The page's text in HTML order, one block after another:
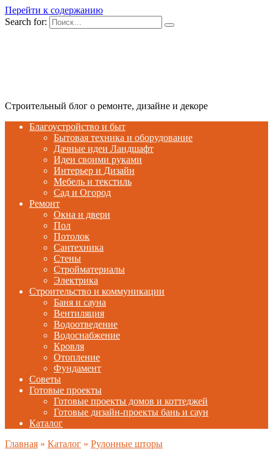
Перейти к содержанию
Search for:
Строительный блог о ремонте, дизайне и декоре
Благоустройство и быт
Бытовая техника и оборудование
Дачные идеи Ландшафт
Идеи своими руками
Интерьер и Дизайн
Мебель и текстиль
Сад и Огород
Ремонт
Окна и двери
Пол
Потолок
Сантехника
Стены
Стройматериалы
Электрика
Строительство и коммуникации
Баня и сауна
Вентиляция
Водоотведение
Водоснабжение
Кровля
Отопление
Фундамент
Советы
Готовые проекты
Готовые проекты домов и коттеджей
Готовые дизайн-проекты бань и саун
Каталог
Главная » Каталог » Рулонные шторы